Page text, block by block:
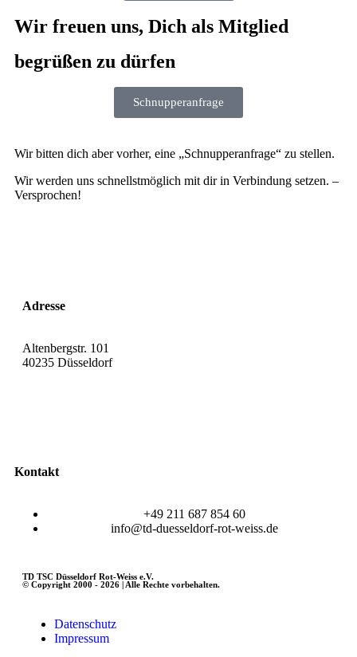
Wir freuen uns, Dich als Mitglied
begrüßen zu dürfen
Schnupperanfrage
Wir bitten dich aber vorher, eine „Schnupperanfrage“ zu stellen.
Wir werden uns schnellstmöglich mit dir in Verbindung setzen. –
Versprochen!
Adresse
Altenbergstr. 101
40235 Düsseldorf
Kontakt
+49 211 687 854 60
info@td-duesseldorf-rot-weiss.de
TD TSC Düsseldorf Rot-Weiss e.V.
© Copyright 2000 - 2026 | Alle Rechte vorbehalten.
Datenschutz
Impressum